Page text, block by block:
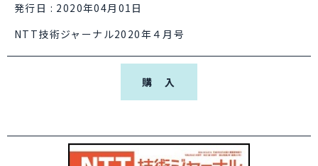
発行日 : 2020年04月01日
NTT技術ジャーナル2020年４月号
購 入